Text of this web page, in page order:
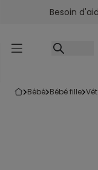
Accéder auBesoin
bébé bébé fille